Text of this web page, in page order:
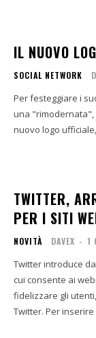
IL NUOVO
SOCIAL NETWORK
Per festeggiare i
una "rimodernata",
nuovo logo
TWITTER,
PER I SITI
NOVITÀ DAVEX - 1
Twitter introduce
cui consente ai
fidelizzare gli
Twitter. Per